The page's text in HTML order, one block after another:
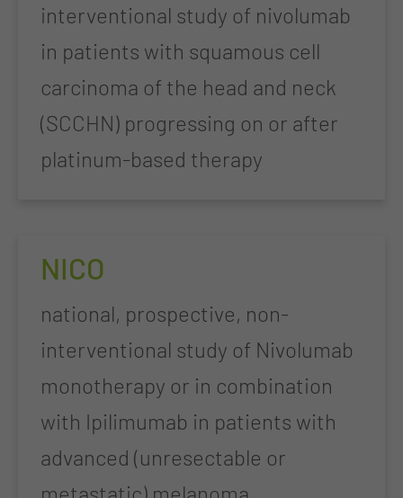
interventional study of nivolumab
in patients with squamous cell
carcinoma of the head and neck
(SCCHN) progressing on or after
platinum-based therapy
NICO
national, prospective, non-
interventional study of Nivolumab
monotherapy or in combination
with Ipilimumab in patients with
advanced (unresectable or